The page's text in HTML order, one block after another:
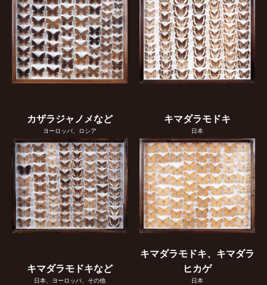
カザラジャノメなど
ヨーロッパ、ロシア
キマダラモドキ
日本
キマダラモドキなど
日本、ヨーロッパ、その他
キマダラモドキ、キマダラ
ヒカゲ
日本